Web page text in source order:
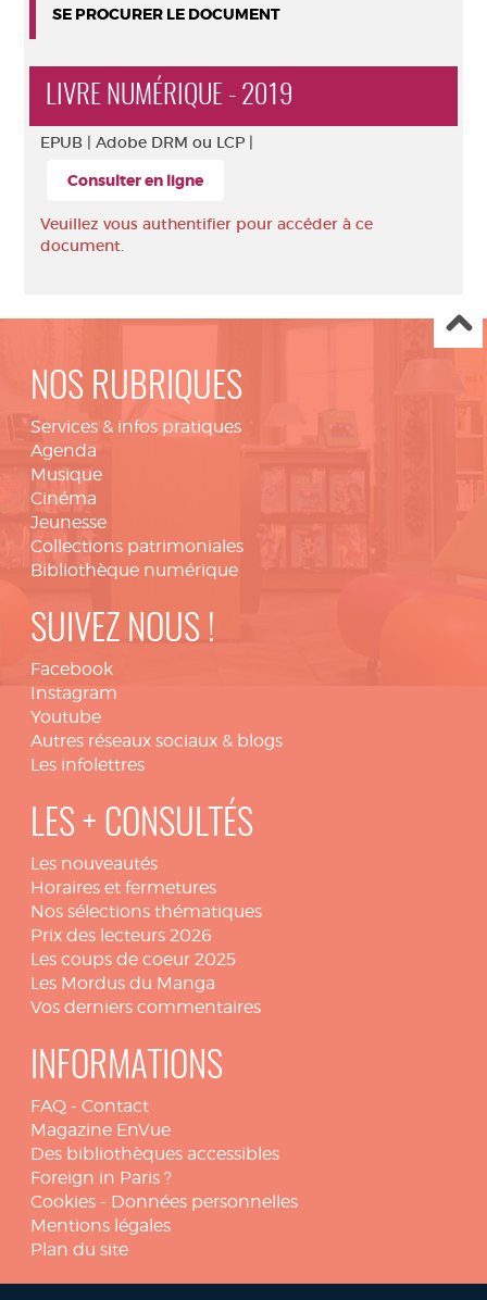
SE PROCURER LE DOCUMENT
LIVRE NUMÉRIQUE - 2019
EPUB | Adobe DRM ou LCP |
Consulter en ligne
Veuillez vous authentifier pour accéder à ce
document.
NOS RUBRIQUES
Services & infos pratiques
Agenda
Musique
Cinéma
Jeunesse
Collections patrimoniales
Bibliothèque numérique
SUIVEZ NOUS !
Facebook
Instagram
Youtube
Autres réseaux sociaux & blogs
Les infolettres
LES + CONSULTÉS
Les nouveautés
Horaires et fermetures
Nos sélections thématiques
Prix des lecteurs 2026
Les coups de coeur 2025
Les Mordus du Manga
Vos derniers commentaires
INFORMATIONS
FAQ - Contact
Magazine EnVue
Des bibliothèques accessibles
Foreign in Paris ?
Cookies - Données personnelles
Mentions légales
Plan du site